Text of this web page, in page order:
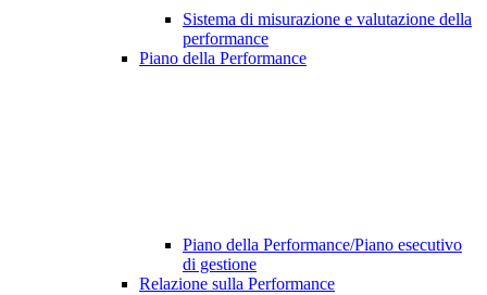
Sistema di misurazione e valutazione della
performance
Piano della Performance
Piano della Performance/Piano esecutivo
di gestione
Relazione sulla Performance